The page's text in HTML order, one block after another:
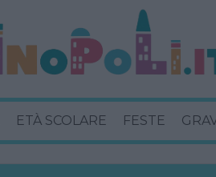
ETÀ SCOLARE FESTE